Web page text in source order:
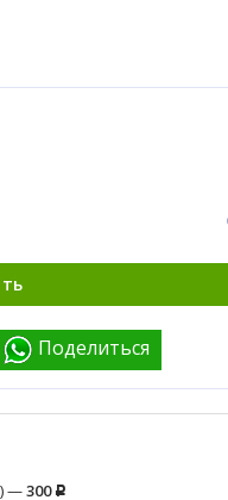
Поделиться
—300 Р